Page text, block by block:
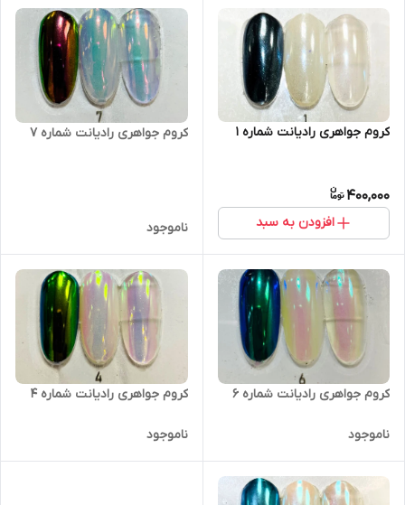
کروم جواهری رادیانت شماره 1
400,000
افزودن به سبد
کروم جواهری رادیانت شماره 7
ناموجود
کروم جواهری رادیانت شماره 6
ناموجود
کروم جواهری رادیانت شماره 4
ناموجود